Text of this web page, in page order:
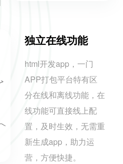
独立在线功能
html开发app，一门
APP打包平台特有区
分在线和离线功能，在
线功能可直接线上配
置，及时生效，无需重
新生成app，助力运
营，方便快捷。